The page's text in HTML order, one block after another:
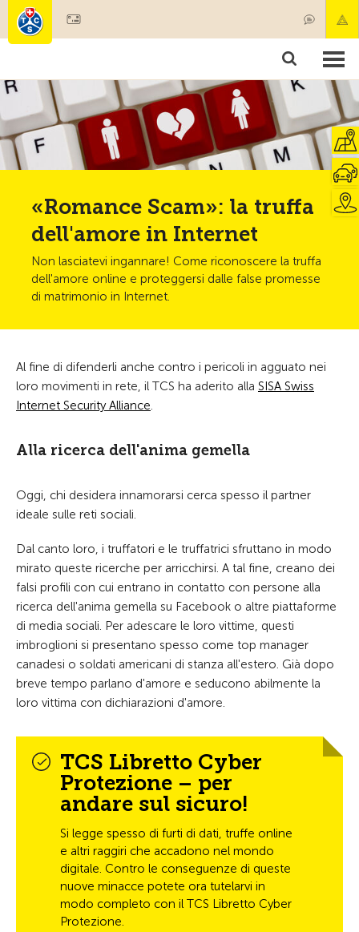
Societariato & prestazioni
Test, sicurezza & salute
«Romance Scam»: la truffa
dell'amore in Internet
Non lasciatevi ingannare! Come riconoscere la truffa
dell'amore online e proteggersi dalle false promesse
di matrimonio in Internet.
Al fine di difenderli anche contro i pericoli in agguato nei
loro movimenti in rete, il TCS ha aderito alla SISA Swiss
Internet Security Alliance.
Alla ricerca dell'anima gemella
Oggi, chi desidera innamorarsi cerca spesso il partner
ideale sulle reti sociali.
Dal canto loro, i truffatori e le truffatrici sfruttano in modo
mirato queste ricerche per arricchirsi. A tal fine, creano dei
falsi profili con cui entrano in contatto con persone alla
ricerca dell'anima gemella su Facebook o altre piattaforme
di media sociali. Per adescare le loro vittime, questi
imbroglioni si presentano spesso come top manager
canadesi o soldati americani di stanza all'estero. Già dopo
breve tempo parlano d'amore e seducono abilmente la
loro vittima con dichiarazioni d'amore.
TCS Libretto Cyber
Protezione – per
andare sul sicuro!
Si legge spesso di furti di dati, truffe online
e altri raggiri che accadono nel mondo
digitale. Contro le conseguenze di queste
nuove minacce potete ora tutelarvi in
modo completo con il TCS Libretto Cyber
Protezione.